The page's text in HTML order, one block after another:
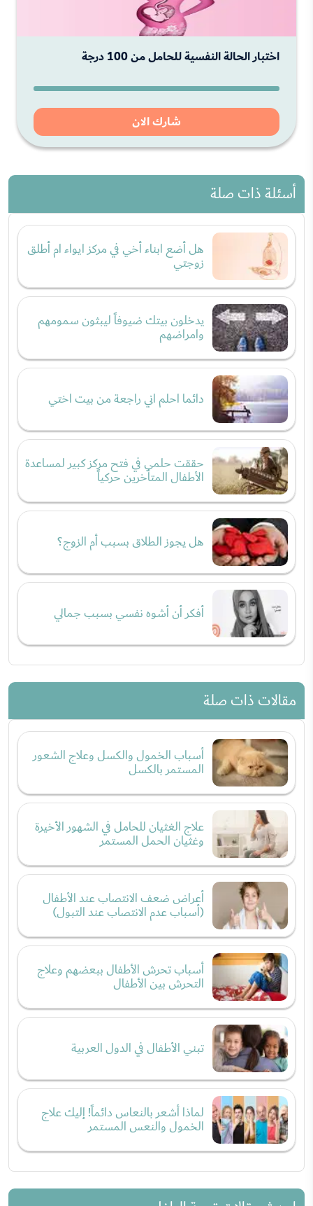
اختبار الحالة النفسية للحامل من 100 درجة
شارك الان
أسئلة ذات صلة
هل أضع ابناء أخي في مركز ايواء ام أطلق
زوجتي
يدخلون بيتك ضيوفاً ليبثون سمومهم
وامراضهم
دائما احلم اني راجعة من بيت اختي
حققت حلمي في فتح مركز كبير لمساعدة
الأطفال المتأخرين حركياً
هل يجوز الطلاق بسبب أم الزوج؟
أفكر أن أشوه نفسي بسبب جمالي
مقالات ذات صلة
أسباب الخمول والكسل وعلاج الشعور
المستمر بالكسل
علاج الغثيان للحامل في الشهور الأخيرة
وغثيان الحمل المستمر
أعراض ضعف الانتصاب عند الأطفال
(أسباب عدم الانتصاب عند التبول)
أسباب تحرش الأطفال ببعضهم وعلاج
التحرش بين الأطفال
تبني الأطفال في الدول العربية
لماذا أشعر بالنعاس دائماً! إليك علاج
الخمول والنعس المستمر